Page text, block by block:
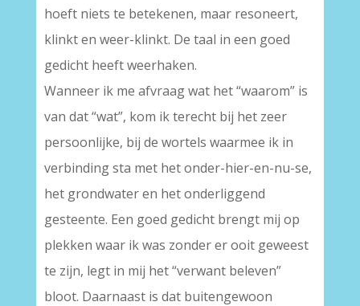
hoeft niets te betekenen, maar resoneert,
klinkt en weer-klinkt. De taal in een goed
gedicht heeft weerhaken.
Wanneer ik me afvraag wat het “waarom” is
van dat “wat”, kom ik terecht bij het zeer
persoonlijke, bij de wortels waarmee ik in
verbinding sta met het onder-hier-en-nu-se,
het grondwater en het onderliggend
gesteente. Een goed gedicht brengt mij op
plekken waar ik was zonder er ooit geweest
te zijn, legt in mij het “verwant beleven”
bloot. Daarnaast is dat buitengewoon